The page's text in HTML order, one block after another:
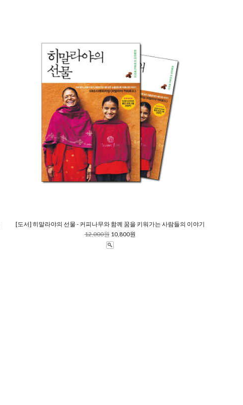
[도서] 히말라야의 선물 - 커피나무와 함께 꿈을 키워가는 사람들의 이야기
12,000원 10,800원